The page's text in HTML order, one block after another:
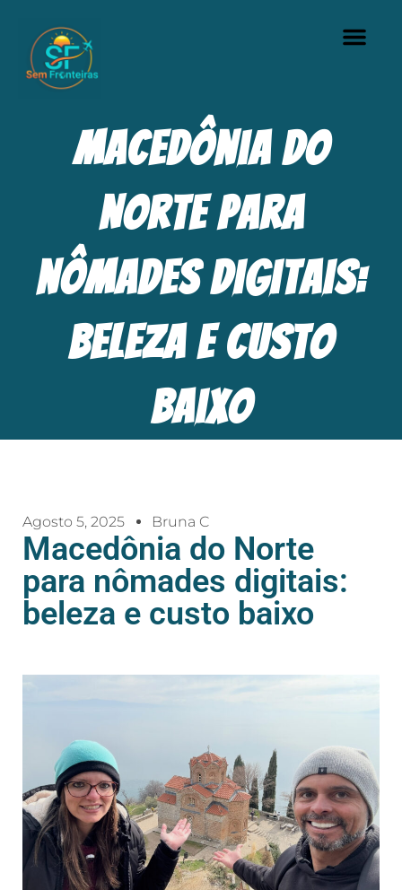
Macedônia do
Norte para
nômades digitais:
beleza e custo
baixo
Agosto 5, 2025 Bruna C
Macedônia do Norte
para nômades digitais:
beleza e custo baixo